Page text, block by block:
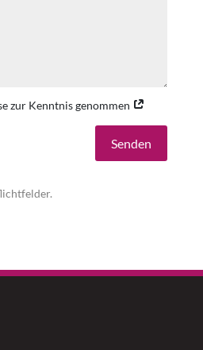
zur Kenntnis genommen
Senden